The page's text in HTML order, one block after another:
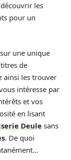
les
pour un
une unique
de
ainsi les trouver
intéresse par
et vos
en lisant
Deule sans
. De quoi